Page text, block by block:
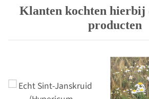
Klanten kochten hierbij
producten